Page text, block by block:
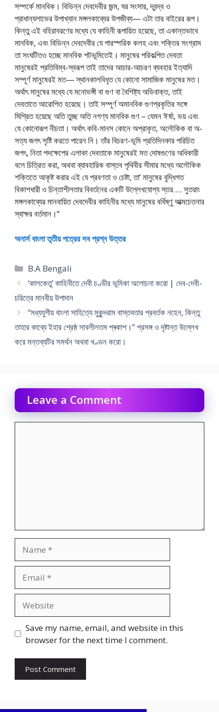
সম্পর্কে মানবিক। বিভিন্ন দেবদেবীর জন্ম, ঘর সংসার, দ্বন্দ্ব ও
প্রাধান্যলাভের উপাখ্যান মঙ্গলকাব্যের উপজীব্য— এটা তার বাইরের রূপ।
কিন্তু এই বহিরাবরণের মধ্যে যে কাহিনী রূপায়িত হয়েছে, তা একান্তভাবে
মানবিক, এবং বিভিন্ন দেবদেবীর যে পারস্পরিক কলহ এবং শক্তির সংগ্রাম
তা সংঘটিতও হচ্ছে মানবিক পটভূমিতেই। মানুষের পরিকল্পিত দেবতা
মানুষেরই প্রতিবিম্ব-স্বরূপ তাই তাদের আচার-আচরণ ব্যবহার ইত্যাদি
সম্পূর্ণ মানুষেরই মত— স্থানকালবিধৃত যে কোনো সামাজিক মানুষের মত।
অর্থাৎ মানুষের মধ্যে যে মনোভঙ্গী বা গুণ বা বৈশিষ্ট্য অভিবাক্ত, তাই
দেবতাতে আরোপিত হয়েছে। তাই সম্পূর্ণ অমানবিক গুণপ্রকৃতির সঙ্গে
মিশ্রিত হয়েছে অতি তুচ্ছ অতি নগণ্য মানবিক গুণ – যেমন ঈর্ষা, ভয় এবং
যে কোনোরূপ নীচতা। অর্থাৎ কবি-মানস কোনে অপ্রাকৃত, অলৌকিক বা অ-
সত্য জগৎ সৃষ্টি করতে পারেন নি। তাঁর বিচরণ-ভূমি প্রতিদিনকার পরিচিত
জগৎ, নিতা পদক্ষেপের এলাকা দেবতাকে মানুষেরই মত দোষগুণের অধিকারী
বলে চিত্রিত করা, অথবা ব্যাবহারিক বাস্তব পৃথিবীর সীমার মধ্যে অলৌকিক
শক্তিতে আকৃষ্ট করার এই যে প্রবণতা ও চেষ্টা, তা’ মানুষের বুদ্ধিগত
বিকাশধারী ও চিন্তাশীলতার বিবর্তনের একটি উল্লেখযোগ্য স্তর…. সুতরাং
মঙ্গলকাব্যের মানবায়িত দেবদেবীর কাহিনীর মধ্যে মানুষের বর্ধিষ্ণু আত্মচেতনার
স্বাক্ষর বর্তমান।”
অনার্স বাংলা তৃতীয় পত্রের সব প্রশ্ন উত্তর
Categories
B.A Bengali
‘কালকেতু’ কাহিনীতে দেবী চণ্ডীর ভূমিকা অলোচনা করো | দেব-দেবী-
চরিত্রে মানবীয় উপাদান
“মধ্যযুগীয় বাংলা সাহিত্যে মুকুন্দরাম বাস্তবতার প্রবর্তক নহেন, কিন্তু
তাহার কাব্যে ইহার শ্রেষ্ঠ সাবলীলতম প্ৰকাশ।” প্রসঙ্গ ও দৃষ্টান্ত উল্লেখ
করে মন্তব্যটির সমর্থন অথবা খণ্ডন করো।
Leave a Comment
Save my name, email, and website in this
browser for the next time I comment.